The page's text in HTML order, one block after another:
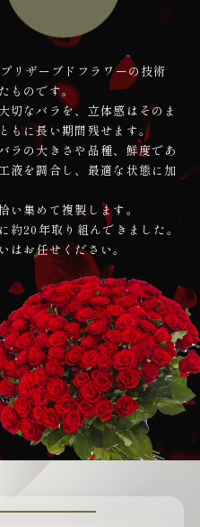
リザーブドフラワーの技術
ものです。
切なバラを、立体感はそのま
もに長い期間残せます。
ラの大きさや品種、鮮度であ
液を調合し、最適な状態に加
い集めて複製します。
20年取り組んできました。
はお任せください。